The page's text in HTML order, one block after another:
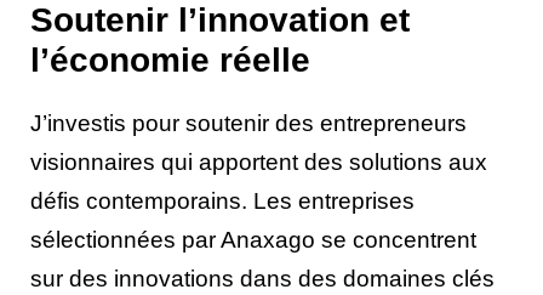
Soutenir l’innovation et
l’économie réelle
J’investis pour soutenir des entrepreneurs
visionnaires qui apportent des solutions aux
défis contemporains. Les entreprises
sélectionnées par Anaxago se concentrent
sur des innovations dans des domaines clés